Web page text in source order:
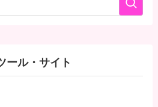
ール・サイト